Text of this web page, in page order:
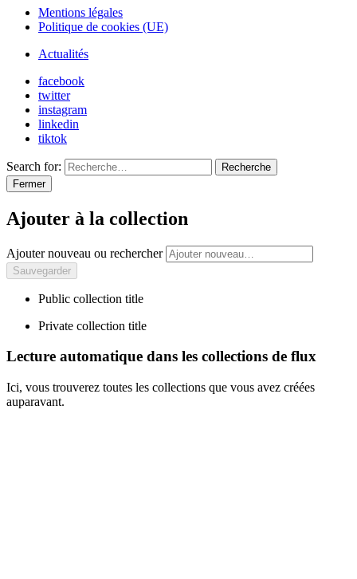
Mentions légales
Politique de cookies (UE)
Actualités
facebook
twitter
instagram
linkedin
tiktok
Search for:
Recherche
Fermer
Ajouter à la collection
Ajouter nouveau ou rechercher
Public collection title
Private collection title
Lecture automatique dans les collections de flux
Ici, vous trouverez toutes les collections que vous avez créées
auparavant.